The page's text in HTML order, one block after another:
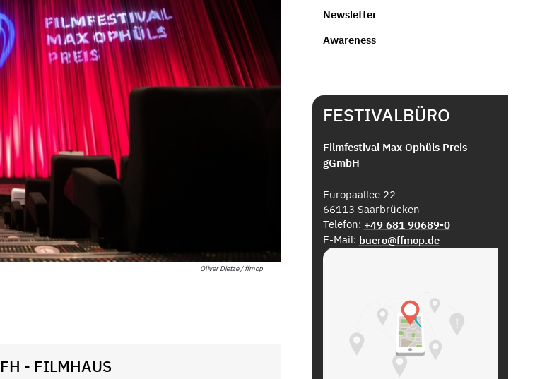
Oliver Dietze / ffmop
FH - FILMHAUS
Newsletter
Awareness
FESTIVALBÜRO
Filmfestival Max Ophüls Preis
gGmbH
Europaallee 22
66113 Saarbrücken
Telefon: +49 681 90689-0
E-Mail: buero@ffmop.de